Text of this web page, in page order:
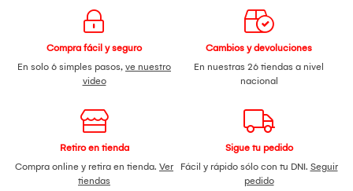
Compra fácil y seguro
En solo 6 simples pasos, ve nuestro
video
Cambios y devoluciones
En nuestras 26 tiendas a nivel
nacional
Retiro en tienda
Compra online y retira en tienda. Ver
tiendas
Sigue tu pedido
Fácil y rápido sólo con tu DNI. Seguir
pedido